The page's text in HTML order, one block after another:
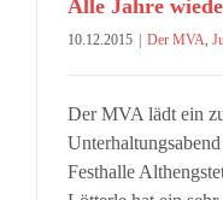
Alle Jahre
10.12.2015 Der MVA,
Der MVA lädt ein
Festhalle